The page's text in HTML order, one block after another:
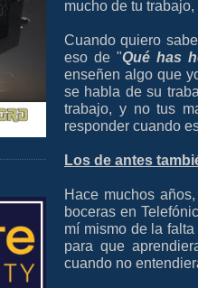
mucho de tu
Cuando quiero
eso de "Qué has
enseñen algo que
se habla de su
trabajo, y no tus
responder cuando
Los de antes
Hace muchos
boceras en
mí mismo de la
para que
cuando no